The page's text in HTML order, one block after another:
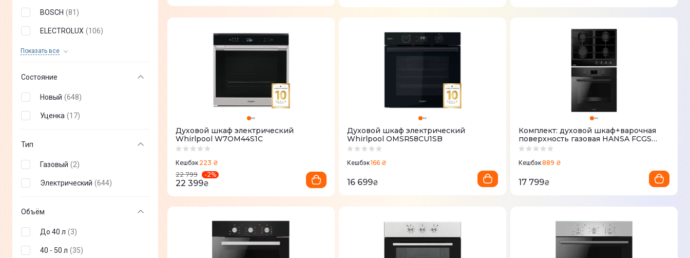
BOSCH (81 )
ELECTROLUX (106)
Показать все
Whirlpool
Zanussi 3)
Candy
Indesit
Hotpoint-Ariston
GRANADO (8
Состояние
Новый (648)
Уценка (17)
Тип
Газовый (2)
Электрический (644)
Объём
До 40 л (3)
40 - 50 л (35)
Духовой шкаф электрический
Whirlpool W7OM44S1C
Кешбэк 223 ₴
22 799
-2%
22 399₴
Духовой шкаф электрический
Whirlpool OMSR58CU1SB
Кешбэк166 ₴
16 699₴
Комплект: духовой шкаф+варочная
поверхность газовая HANSA FCGS
68326
Кешбэк889 ₴
17 799₴